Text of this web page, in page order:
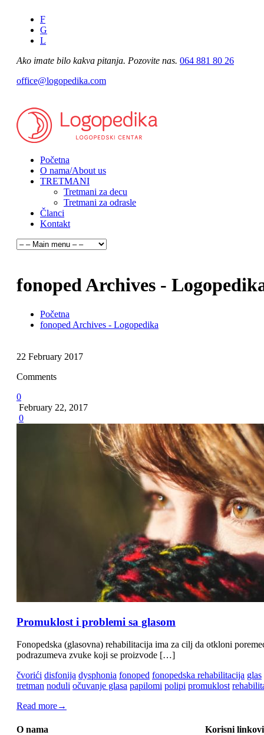
F
G
L
Ako imate bilo kakva pitanja. Pozovite nas. 064 881 80 26
office@logopedika.com
Početna
O nama/About us
TRETMANI
Tretmani za decu
Tretmani za odrasle
Članci
Kontakt
fonoped Archives -
Početna
fonoped Archives - Logopedika
22 February 2017
Comments
0
February 22, 2017
0
Promuklost i problemi sa glasom
Fonopedska (glasovna) rehabilitacija ima za cilj da otkloni
podrazumeva zvuke koji se proizvode […]
čvorići disfonija dysphonia fonoped fonopedska rehabilitacija glas
tretman noduli očuvanje glasa papilomi polipi promuklost
Read more→
O nama Korisni linkovi